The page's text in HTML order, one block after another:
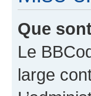
Que
Le
large